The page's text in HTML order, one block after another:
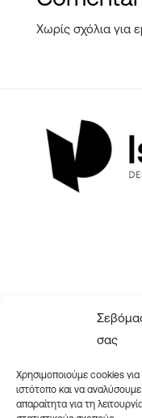
σας
Χρησιμοποιούμε cookies
ιστότοπο και να
απαραίτητα για τη
Χωρίς σχόλια για
2310 465660
info@issueprint.gr